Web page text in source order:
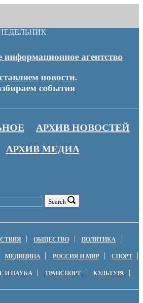
информационное агентство
новости.
события
АРХИВ НОВОСТЕЙ
АРХИВ МЕДИА
Search
ОБЩЕСТВО ПОЛИТИКА
МЕДИЦИНА РОССИЯ И МИР СПОРТ
И НАУКА ТРАНСПОРТ КУЛЬТУРА